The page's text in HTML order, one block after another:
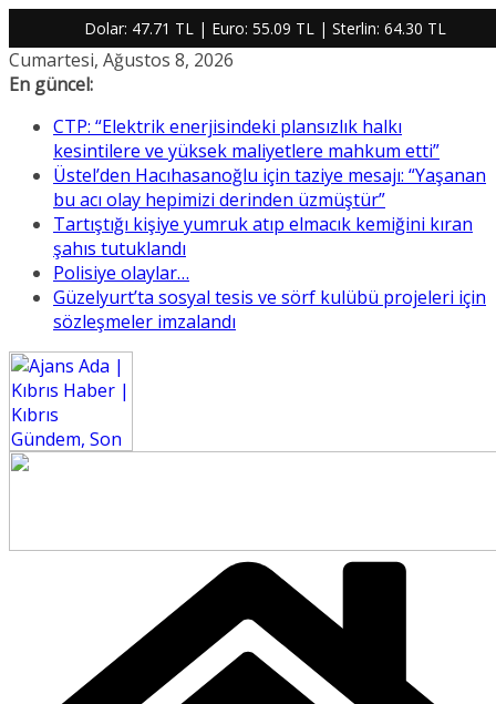
Dolar: 47.71 TL| Euro: 55.09 TL| Sterlin: 64.30 TL
Skip
to
Cumartesi, Ağustos 8, 2026
En güncel:
CTP: “Elektrik enerjisindeki plansızlık halkı
kesintilere ve yüksek maliyetlere mahkum etti”
Üstel’den Hacıhasanoğlu için taziye mesajı: “Yaşanan
bu acı olay hepimizi derinden üzmüştür”
Tartıştığı kişiye yumruk atıp elmacık kemiğini kıran
şahıs tutuklandı
Polisiye olaylar…
Güzelyurt’ta sosyal tesis ve sörf kulübü projeleri için
sözleşmeler imzalandı